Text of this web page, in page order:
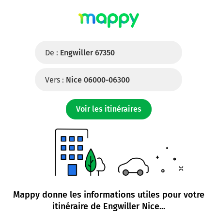
De : Engwiller 67350
Vers : Nice 06000-06300
Voir les itinéraires
Mappy donne les informations utiles pour votre
itinéraire de Engwiller Nice...